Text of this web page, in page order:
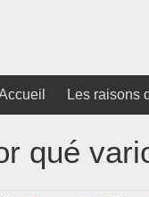
Les raisons
qué